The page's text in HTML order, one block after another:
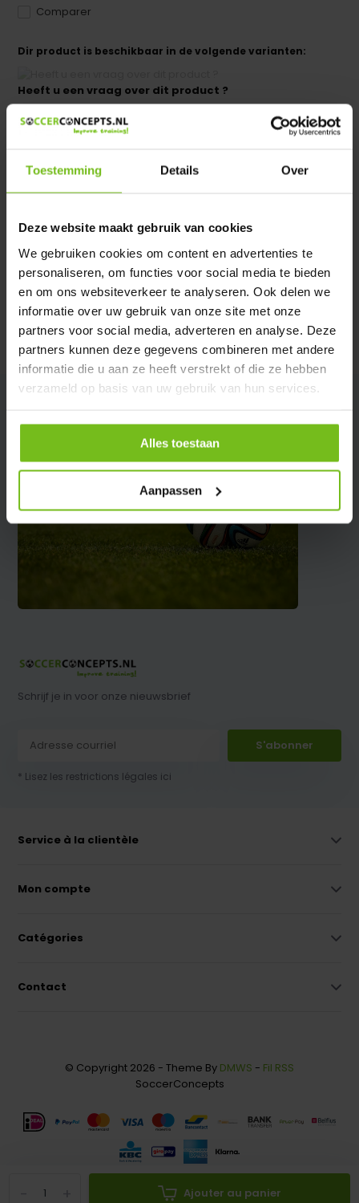
Toestemming Details Over
Deze website maakt gebruik van cookies
We gebruiken cookies om content en advertenties te
personaliseren, om functies voor social media te bieden
en om ons websiteverkeer te analyseren. Ook delen we
informatie over uw gebruik van onze site met onze
partners voor social media, adverteren en analyse. Deze
partners kunnen deze gegevens combineren met andere
informatie die u aan ze heeft verstrekt of die ze hebben
verzameld op basis van uw gebruik van hun services.
Alles toestaan
Aanpassen
Ajouter au panier
Comparer
Dir product is beschikbaar in de volgende varianten:
Heeft u een vraag over dit product ?
We helpen u graag met meer informatie
Verstuur email
Description du produit
Évaluations
Partager
Schrijf je in voor onze nieuwsbrief
S'abonner
* Lisez les restrictions légales ici
Service à la clientèle
Mon compte
Catégories
Contact
© Copyright 2026 - Theme By DMWS - Fil RSS
SoccerConcepts